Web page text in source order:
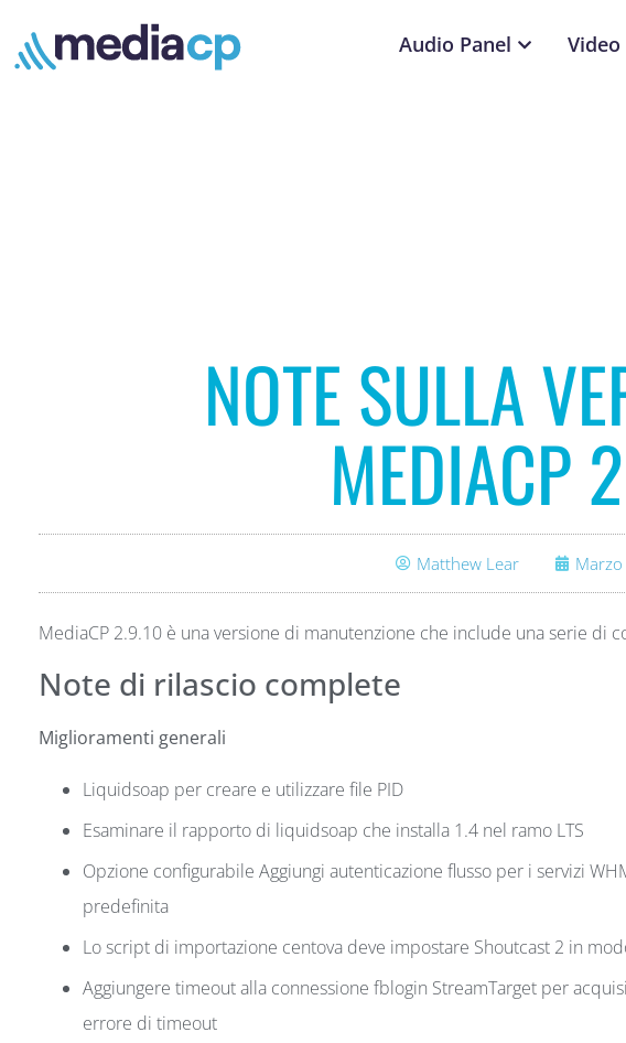
Audio Panel Video
NOTE SULLA
MEDIACP
Matthew Lear Marzo
MediaCP 2.9.10 è una versione di manutenzione che include una serie di
Note di rilascio complete
Miglioramenti generali
Liquidsoap per creare e utilizzare file PID
Esaminare il rapporto di liquidsoap che installa 1.4 nel ramo LTS
Opzione configurabile Aggiungi autenticazione flusso per i servizi
predefinita
Lo script di importazione centova deve impostare Shoutcast 2 in
Aggiungere timeout alla connessione fblogin StreamTarget per
errore di timeout